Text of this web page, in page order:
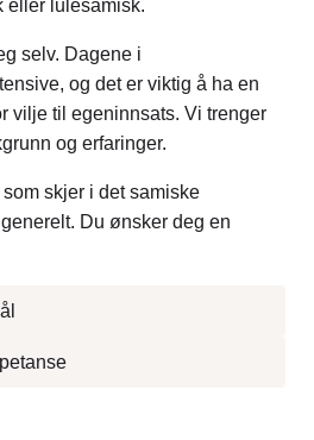
eller lulesamisk.
selv. Dagene i
og det er viktig å ha en
vilje til egeninnsats. Vi trenger
og erfaringer.
skjer i det samiske
Du ønsker deg en